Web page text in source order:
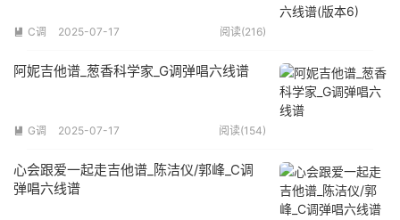
 C调 2025-07-17 阅读(216)
阿妮吉他谱_葱香科学家_G调弹唱六线谱
 G调 2025-07-17 阅读(154)
心会跟爱一起走吉他谱_陈洁仪/郭峰_C调
弹唱六线谱